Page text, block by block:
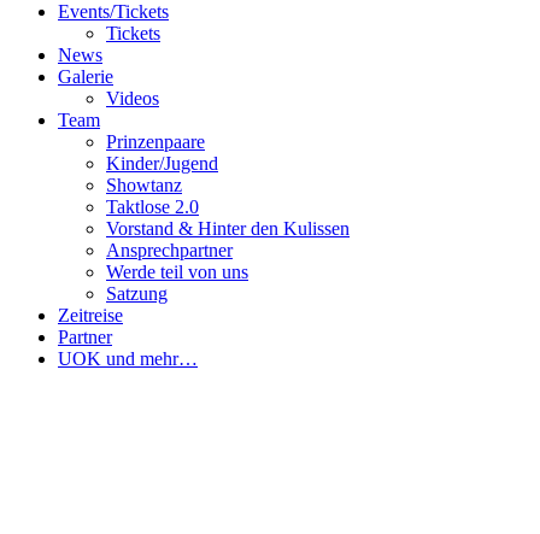
Events/Tickets
Tickets
News
Galerie
Videos
Team
Prinzenpaare
Kinder/Jugend
Showtanz
Taktlose 2.0
Vorstand & Hinter den Kulissen
Ansprechpartner
Werde teil von uns
Satzung
Zeitreise
Partner
UOK und mehr…